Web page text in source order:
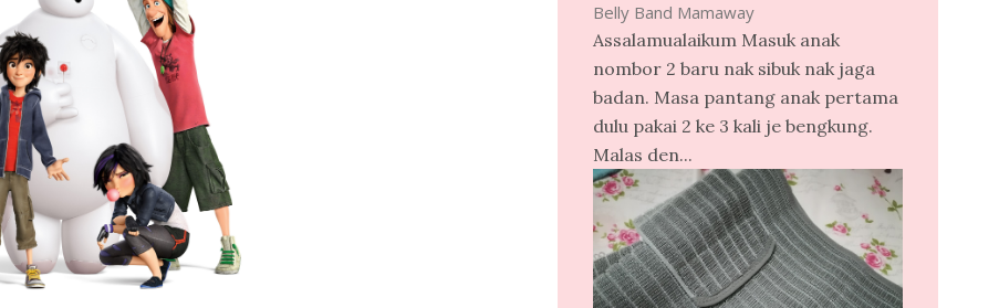
Belly Band Mamaway
Assalamualaikum Masuk anak
nombor 2 baru nak sibuk nak jaga
badan. Masa pantang anak pertama
dulu pakai 2 ke 3 kali je bengkung.
Malas den...